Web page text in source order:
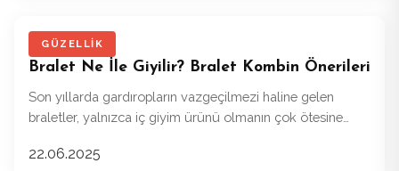
GÜZELLIK
Bralet Ne İle Giyilir? Bralet Kombin Önerileri
Son yıllarda gardıropların vazgeçilmezi haline gelen
braletler, yalnızca iç giyim ürünü olmanın çok ötesine
22.06.2025